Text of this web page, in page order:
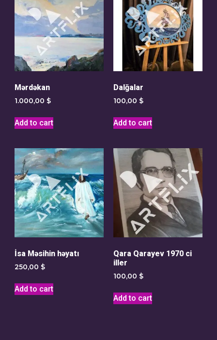
Mərdəkan
1.000,00 $
Add to cart
Dalğalar
100,00 $
Add to cart
İsa Məsihin həyatı
250,00 $
Add to cart
Qara Qarayev 1970 ci
iller
100,00 $
Add to cart